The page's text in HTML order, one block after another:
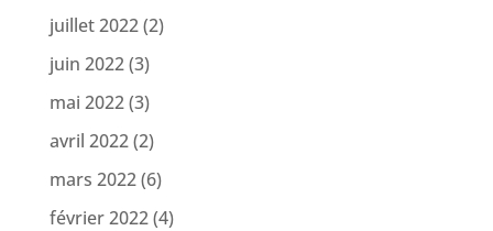
juillet 2022(2)
juin 2022(3)
mai 2022(3)
avril 2022(2)
mars 2022(6)
février 2022(4)